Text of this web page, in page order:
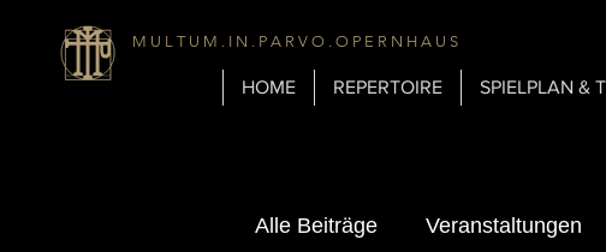
M U L T U M . I N . P A R V O . O P E R N H A U S
HOME REPERTOIRE SPIELPLAN &
Alle Beiträge Veranstaltungen